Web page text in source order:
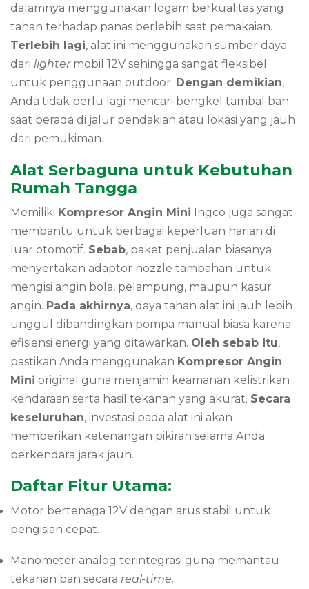
dalamnya menggunakan logam berkualitas yang
tahan terhadap panas berlebih saat pemakaian.
Terlebih lagi, alat ini menggunakan sumber daya
dari lightermobil 12V sehingga sangat fleksibel
untuk penggunaan outdoor. Dengan demikian,
Anda tidak perlu lagi mencari bengkel tambal ban
saat berada di jalur pendakian atau lokasi yang jauh
dari pemukiman.
Alat Serbaguna untuk Kebutuhan
Rumah Tangga
Memiliki Kompresor Angin Mini Ingco juga sangat
membantu untuk berbagai keperluan harian di
luar otomotif. Sebab, paket penjualan biasanya
menyertakan adaptor nozzle tambahan untuk
mengisi angin bola, pelampung, maupun kasur
angin. Pada akhirnya, daya tahan alat ini jauh lebih
unggul dibandingkan pompa manual biasa karena
efisiensi energi yang ditawarkan. Oleh sebab itu,
pastikan Anda menggunakan Kompresor Angin
Mini original guna menjamin keamanan kelistrikan
kendaraan serta hasil tekanan yang akurat. Secara
keseluruhan, investasi pada alat ini akan
memberikan ketenangan pikiran selama Anda
berkendara jarak jauh.
Daftar Fitur Utama:
Motor bertenaga 12V dengan arus stabil untuk
pengisian cepat.
Manometer analog terintegrasi guna memantau
tekanan ban secara real-time.